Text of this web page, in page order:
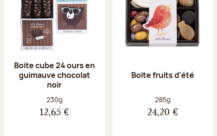
Boite cube 24 ours en
guimauve chocolat
noir
Poids net :
230g
12,65 €
Boite fruits d'été
Poids net :
285g
24,20 €